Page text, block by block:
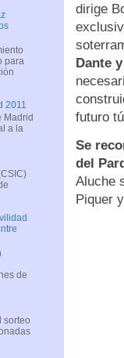
dirige
Dante
futuro
Se
del
Aluche
Piquer
para
2011
Madrid
a la
de
sorteo